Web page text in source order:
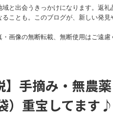
と出会うきっかけになります。返
ことも。このブログが、新しい発
・画像の無断転載、無断使用はご遠慮
】手摘み・無農
重宝してます♪